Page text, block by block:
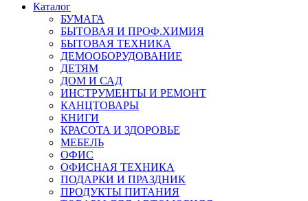
Каталог
БУМАГА
БЫТОВАЯ И ПРОФ.ХИМИЯ
БЫТОВАЯ ТЕХНИКА
ДЕМООБОРУДОВАНИЕ
ДЕТЯМ
ДОМ И САД
ИНСТРУМЕНТЫ И РЕМОНТ
КАНЦТОВАРЫ
КНИГИ
КРАСОТА И ЗДОРОВЬЕ
МЕБЕЛЬ
ОФИС
ОФИСНАЯ ТЕХНИКА
ПОДАРКИ И ПРАЗДНИК
ПРОДУКТЫ ПИТАНИЯ